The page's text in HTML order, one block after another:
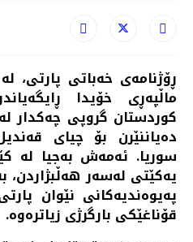
ڕۆژنامەی خەباتی پارتی،
ماڵپەڕی خۆیدا
کوردستان گروپی چەکدار
دەیاننێرن بۆ چیای
سوریا. ئەمەش بەجیا لە
یەکێتی لەسەر هەڵبژاردن،
پەیوەندیەکانی نێوان
قۆناغێکی بارگرژی زیاترەوە.